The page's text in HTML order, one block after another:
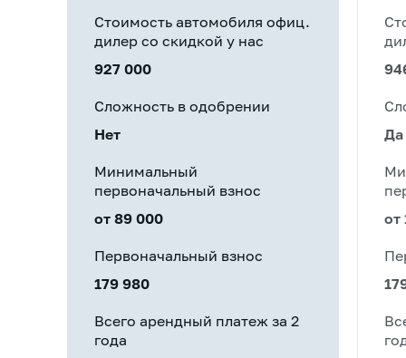
Стоимость автомобиля офиц.
дилер со скидкой у нас
927 000
Сложность в одобрении
Нет
Минимальный
первоначальный взнос
от 89 000
Первоначальный взнос
179 980
Всего арендный платеж за 2
года
Да
от